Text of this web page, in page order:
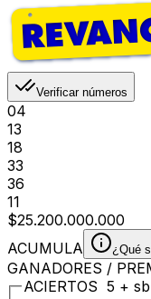
Verificar números
04
13
18
33
36
11
$25.200.000.000
ACUMULA
¿Qué
GANADORES /
ACIERTOS 5 + sb